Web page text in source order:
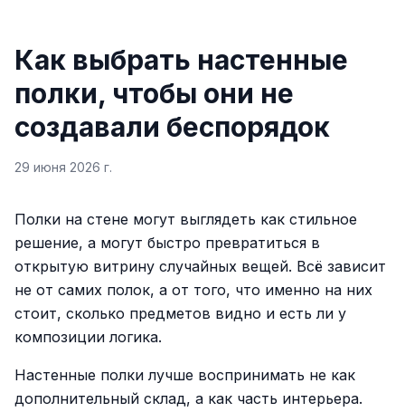
Как выбрать настенные
полки, чтобы они не
создавали беспорядок
29 июня 2026 г.
Полки на стене могут выглядеть как стильное
решение, а могут быстро превратиться в
открытую витрину случайных вещей. Всё зависит
не от самих полок, а от того, что именно на них
стоит, сколько предметов видно и есть ли у
композиции логика.
Настенные полки лучше воспринимать не как
дополнительный склад, а как часть интерьера.